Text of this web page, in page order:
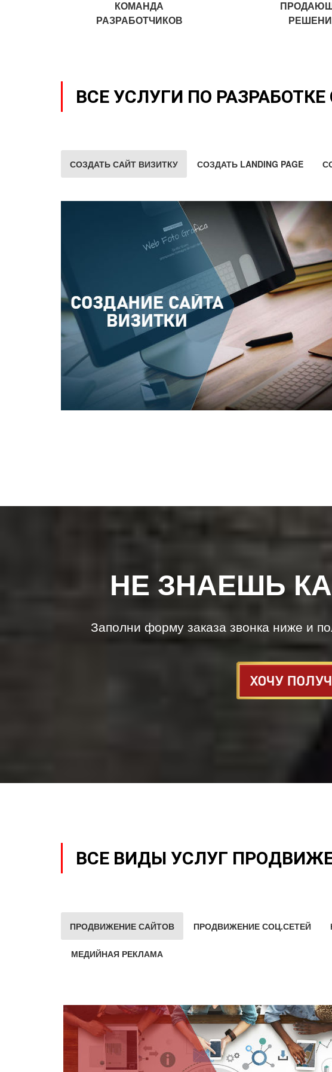
КОМАНДА
РАЗРАБОТЧИКОВ
ВСЕ УСЛУГИ ПО
СОЗДАТЬ САЙТ ВИЗИТКУ СОЗДАТЬ LANDING PAGE
НЕ ЗНАЕШЬ
Заполни форму заказа звонка ниже и
ВСЕ ВИДЫ УСЛУГ
ПРОДВИЖЕНИЕ САЙТОВ ПРОДВИЖЕНИЕ СОЦ.СЕТЕЙ
МЕДИЙНАЯ РЕКЛАМА